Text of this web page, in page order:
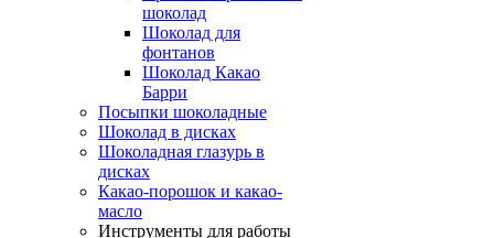
шоколад
Шоколад для
фонтанов
Шоколад Какао
Барри
Посыпки шоколадные
Шоколад в дисках
Шоколадная глазурь в
дисках
Какао-порошок и какао-
масло
Инструменты для работы